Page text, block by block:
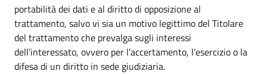
portabilità dei dati e al diritto di opposizione al
trattamento, salvo vi sia un motivo legittimo del Titolare
del trattamento che prevalga sugli interessi
dell’interessato, ovvero per l’accertamento, l’esercizio o la
difesa di un diritto in sede giudiziaria.